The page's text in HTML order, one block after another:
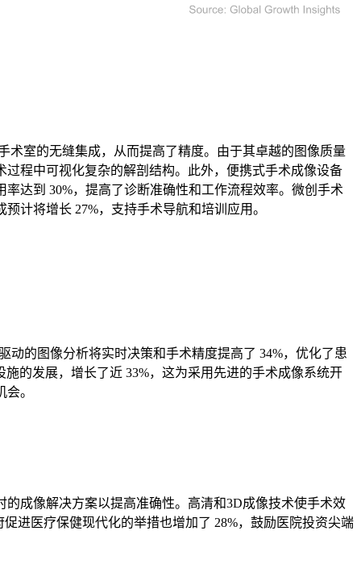
术室的无缝集成，从而提高了精度。由于其卓越的图像质量
程中可视化复杂的解剖结构。此外，便携式手术成像设备
达到 30%，提高了诊断准确性和工作流程效率。微创手术
计将增长 27%，支持手术导航和培训应用。
的图像分析将实时决策和手术精度提高了 34%，优化了患
的发展，增长了近 33%，这为采用先进的手术成像系统开
。
成像解决方案以提高准确性。高清和3D成像技术使手术效
进医疗保健现代化的举措也增加了 28%，鼓励医院投资尖端